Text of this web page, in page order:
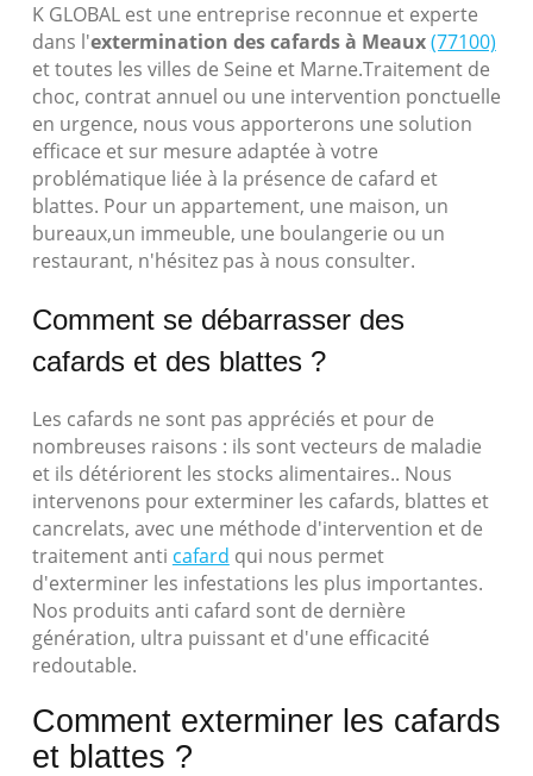
K GLOBAL est une entreprise reconnue et experte
dans l'extermination des cafards à Meaux(77100)
et toutes les villes de Seine et Marne.Traitement de
choc, contrat annuel ou une intervention ponctuelle
en urgence, nous vous apporterons une solution
efficace et sur mesure adaptée à votre
problématique liée à la présence de cafard et
blattes. Pour un appartement, une maison, un
bureaux,un immeuble, une boulangerie ou un
restaurant, n'hésitez pas à nous consulter.
Comment se débarrasser des
cafards et des blattes ?
Les cafards ne sont pas appréciés et pour de
nombreuses raisons : ils sont vecteurs de maladie
et ils détériorent les stocks alimentaires.. Nous
intervenons pour exterminer les cafards, blattes et
cancrelats, avec une méthode d'intervention et de
traitement anti cafard qui nous permet
d'exterminer les infestations les plus importantes.
Nos produits anti cafard sont de dernière
génération, ultra puissant et d'une efficacité
redoutable.
Comment exterminer les cafards
et blattes ?